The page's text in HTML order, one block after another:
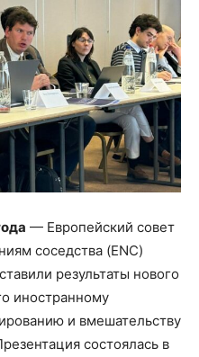
— Европейский совет
соседства (ENC)
результаты нового
иностранному
и вмешательству
состоялась в